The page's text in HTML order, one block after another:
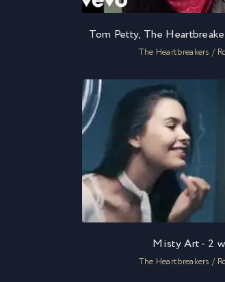
Tom Petty, The
The Heartbreakers /
Misty Art - 2
The Heartbreakers /